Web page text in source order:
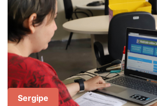
Sergipe